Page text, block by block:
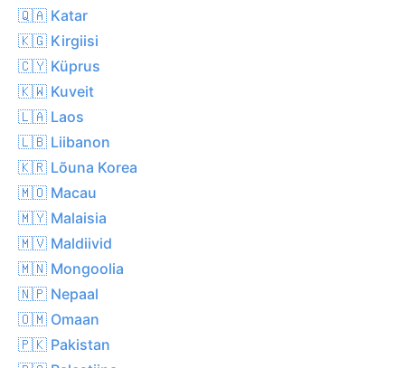
🇶🇦 Katar
🇰🇬 Kirgiisi
🇨🇾 Küprus
🇰🇼 Kuveit
🇱🇦 Laos
🇱🇧 Liibanon
🇰🇷 Lõuna Korea
🇲🇴 Macau
🇲🇾 Malaisia
🇲🇻 Maldiivid
🇲🇳 Mongoolia
🇳🇵 Nepaal
🇴🇲 Omaan
🇵🇰 Pakistan